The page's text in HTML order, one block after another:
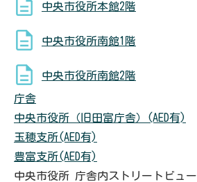
中央市役所本館2階
中央市役所南館1階
中央市役所南館2階
庁舎
中央市役所（旧田富庁舎）(AED有)
玉穂支所(AED有)
豊富支所(AED有)
中央市役所 庁舎内ストリートビュー